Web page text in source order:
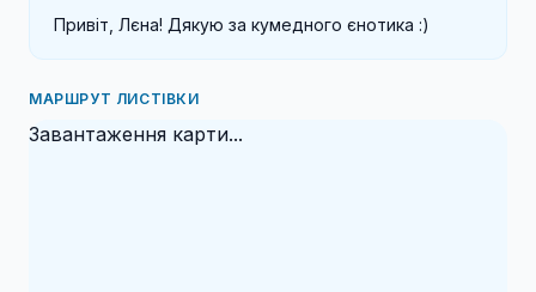
Привіт, Лєна! Дякую за кумедного єнотика :)
МАРШРУТ ЛИСТІВКИ
Завантаження карти...